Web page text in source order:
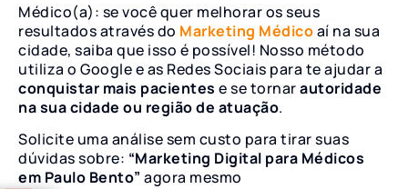
Médico(a): se você quer melhorar os seus
resultados através do Marketing Médicoaí na sua
cidade, saiba que isso é possível! Nosso método
utiliza o Google e as Redes Sociais para te ajudar a
conquistar mais pacientes e se tornarautoridade
na sua cidade ou região de atuação.
Solicite uma análise sem custo para tirar suas
dúvidas sobre: “Marketing Digital para Médicos
em Paulo Bento” agora mesmo